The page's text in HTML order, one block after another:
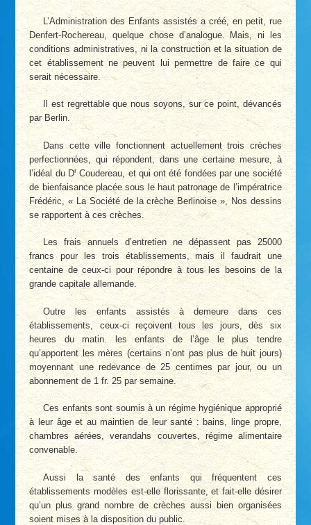
L’Administration des Enfants assistés a créé, en petit, rue
Denfert-Rochereau, quelque chose d’analogue. Mais, ni les
conditions administratives, ni la construction et la situation de
cet établissement ne peuvent lui permettre de faire ce qui
serait nécessaire.
Il est regrettable que nous soyons, sur ce point, dévancés
par Berlin.
Dans cette ville fonctionnent actuellement trois crèches
perfectionnées, qui répondent, dans une certaine mesure, à
l’idéal du DrCoudereau, et qui ont été fondées par une société
de bienfaisance placée sous le haut patronage de l’impératrice
Frédéric, « La Société de la crèche Berlinoise », Nos dessins
se rapportent à ces crèches.
Les frais annuels d’entretien ne dépassent pas 25000
francs pour les trois établissements, mais il faudrait une
centaine de ceux-ci pour répondre à tous les besoins de la
grande capitale allemande.
Outre les enfants assistés à demeure dans ces
établissements, ceux-ci reçoivent tous les jours, dès six
heures du matin. les enfants de l’âge le plus tendre
qu’apportent les mères (certains n’ont pas plus de huit jours)
moyennant une redevance de 25 centimes par jour, ou un
abonnement de 1 fr. 25 par semaine.
Ces enfants sont soumis à un régime hygiénique approprié
à leur âge et au maintien de leur santé : bains, linge propre,
chambres aérées, verandahs couvertes, régime alimentaire
convenable.
Aussi la santé des enfants qui fréquentent ces
établissements modèles est-elle florissante, et fait-elle désirer
qu’un plus grand nombre de crèches aussi bien organisées
soient mises à la disposition du public.